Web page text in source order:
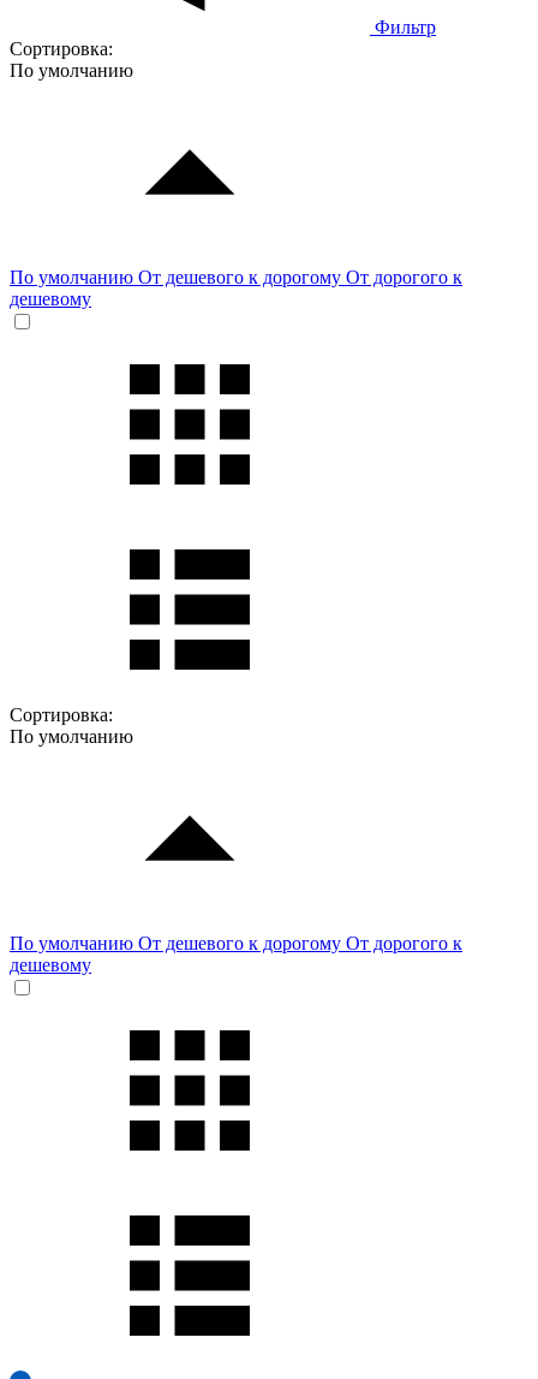
Фильтр
Сортировка:
По умолчанию
По умолчанию От дешевого к дорогому От дорогого к
дешевому
Сортировка:
По умолчанию
По умолчанию От дешевого к дорогому От дорогого к
дешевому